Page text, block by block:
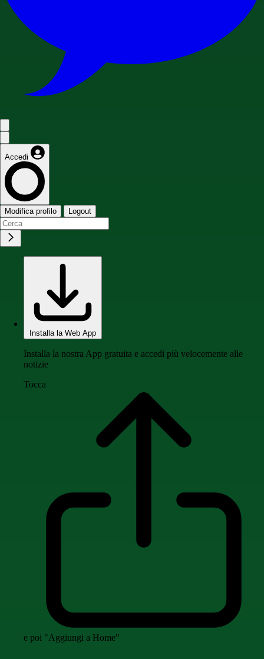
Accedi
Modifica profilo Logout
Installa la Web App
Installa la nostra App gratuita e accedi più velocemente alle
notizie
Tocca
e poi "Aggiungi a Home"